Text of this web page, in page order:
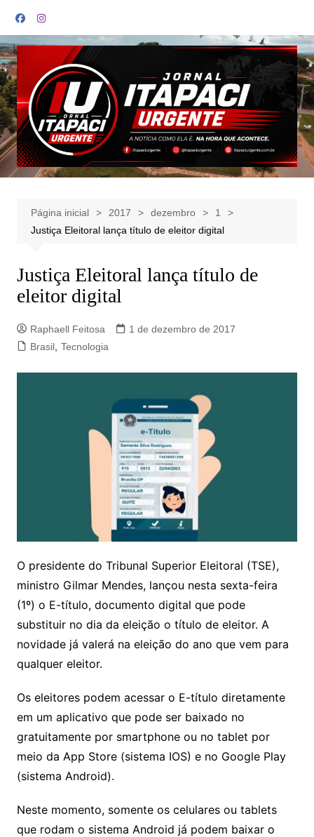
para
o
conteúdo
Página inicial 2017 dezembro
1
Justiça Eleitoral lança título de eleitor digital
Justiça Eleitoral lança título de
eleitor digital
Raphaell Feitosa
1 de dezembro de 2017
Brasil, Tecnologia
O presidente do Tribunal Superior Eleitoral (TSE),
ministro Gilmar Mendes, lançou nesta sexta-feira
(1º) o E-título, documento digital que pode
substituir no dia da eleição o título de eleitor. A
novidade já valerá na eleição do ano que vem para
qualquer eleitor.
Os eleitores podem acessar o E-título diretamente
em um aplicativo que pode ser baixado no
gratuitamente por smartphone ou no tablet por
meio da App Store (sistema IOS) e no Google Play
(sistema Android).
Neste momento, somente os celulares ou tablets
que rodam o sistema Android já podem baixar o